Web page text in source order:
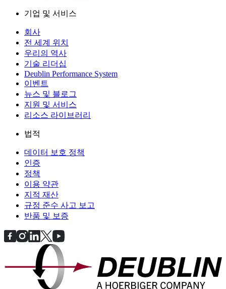
기업 및 서비스
회사
전 세계 위치
우리의 역사
기술 리더십
Deublin Performance System
이벤트
뉴스 및 블로그
지원 및 서비스
리소스 라이브러리
법적
데이터 보호 정책
인증
정책
이용 약관
지적 재산
규정 준수 사고 보고
반품 및 보증